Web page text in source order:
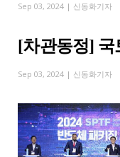
Sep 03, 2024 | 신동화기자
[차관동정] 국
Sep 03, 2024 | 신동화기자